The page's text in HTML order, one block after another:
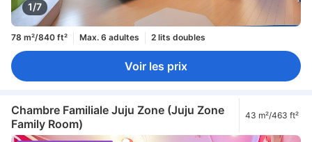
1/7
78 m²/840 ft² Max. 6 adultes 2 lits doubles
Voir les prix
Chambre Familiale Juju Zone (Juju Zone
Family Room)
43 m²/463 ft²